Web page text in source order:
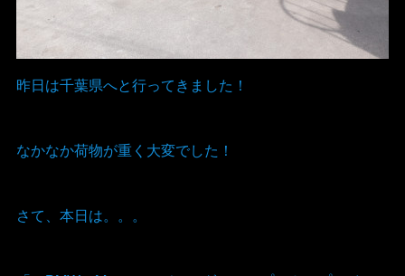
昨日は千葉県へと行ってきました！
なかなか荷物が重く大変でした！
さて、本日は。。。